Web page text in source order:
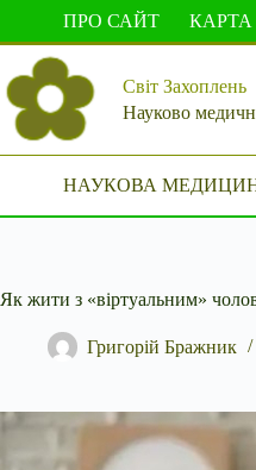
вмісту
ПРО САЙТ
Світ Захоплень
Науково
НАУКОВА
Як жити з «віртуальним»
Григорій Бражник